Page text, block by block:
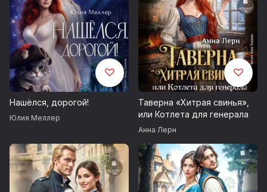
Нашёлся, дорогой!
Юлия Меллер
Таверна «Хитрая свинья»,
или Котлета для генерала
Анна Лерн